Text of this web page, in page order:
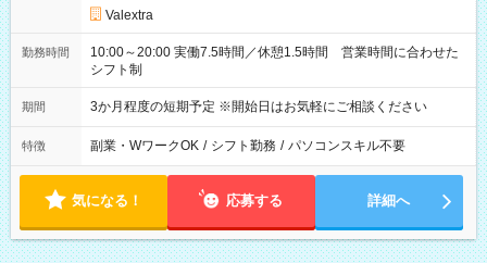
Valextra
勤務時間
10:00～20:00 実働7.5時間／休憩1.5時間 営業時間に合わせた
シフト制
期間 3か月程度の短期予定 ※開始日はお気軽にご相談ください
特徴 副業・WワークOK / シフト勤務 / パソコンスキル不要
気になる！ 応募する 詳細へ